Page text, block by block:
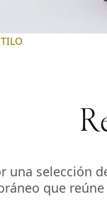
una selección
que